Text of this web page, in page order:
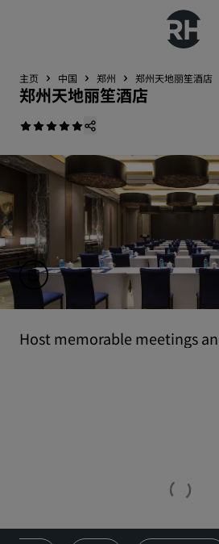
主页 中国 郑州 郑州天地丽笙酒店
郑州天地丽笙酒店
Host memorable meetings